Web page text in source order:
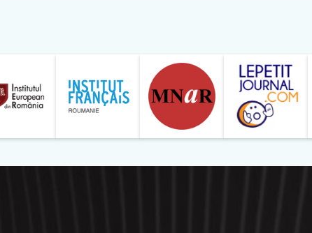
Romani din Strainatate - LSRS
Modernism | The Leading Romanian Art Magazine
Institului European din România
Institutul